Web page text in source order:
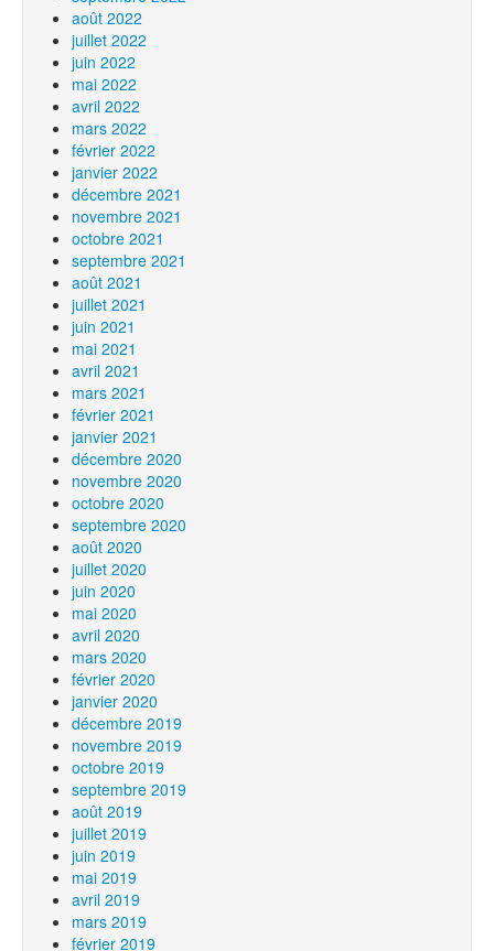
août 2022
juillet 2022
juin 2022
mai 2022
avril 2022
mars 2022
février 2022
janvier 2022
décembre 2021
novembre 2021
octobre 2021
septembre 2021
août 2021
juillet 2021
juin 2021
mai 2021
avril 2021
mars 2021
février 2021
janvier 2021
décembre 2020
novembre 2020
octobre 2020
septembre 2020
août 2020
juillet 2020
juin 2020
mai 2020
avril 2020
mars 2020
février 2020
janvier 2020
décembre 2019
novembre 2019
octobre 2019
septembre 2019
août 2019
juillet 2019
juin 2019
mai 2019
avril 2019
mars 2019
février 2019